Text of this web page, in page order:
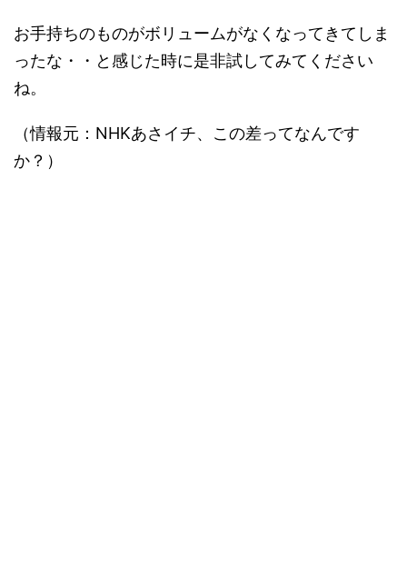
お手持ちのものがボリュームがなくなってきてしま
ったな・・と感じた時に是非試してみてください
ね。
（情報元：NHKあさイチ、この差ってなんです
か？）